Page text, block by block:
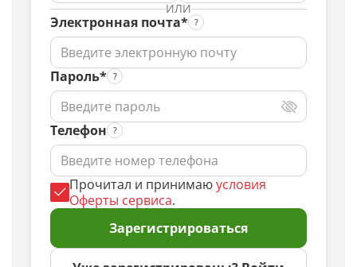
ИЛИ
Электронная почта*
Пароль*
Телефон
Прочитал и принимаюусловия
Оферты сервиса.
Зарегистрироваться